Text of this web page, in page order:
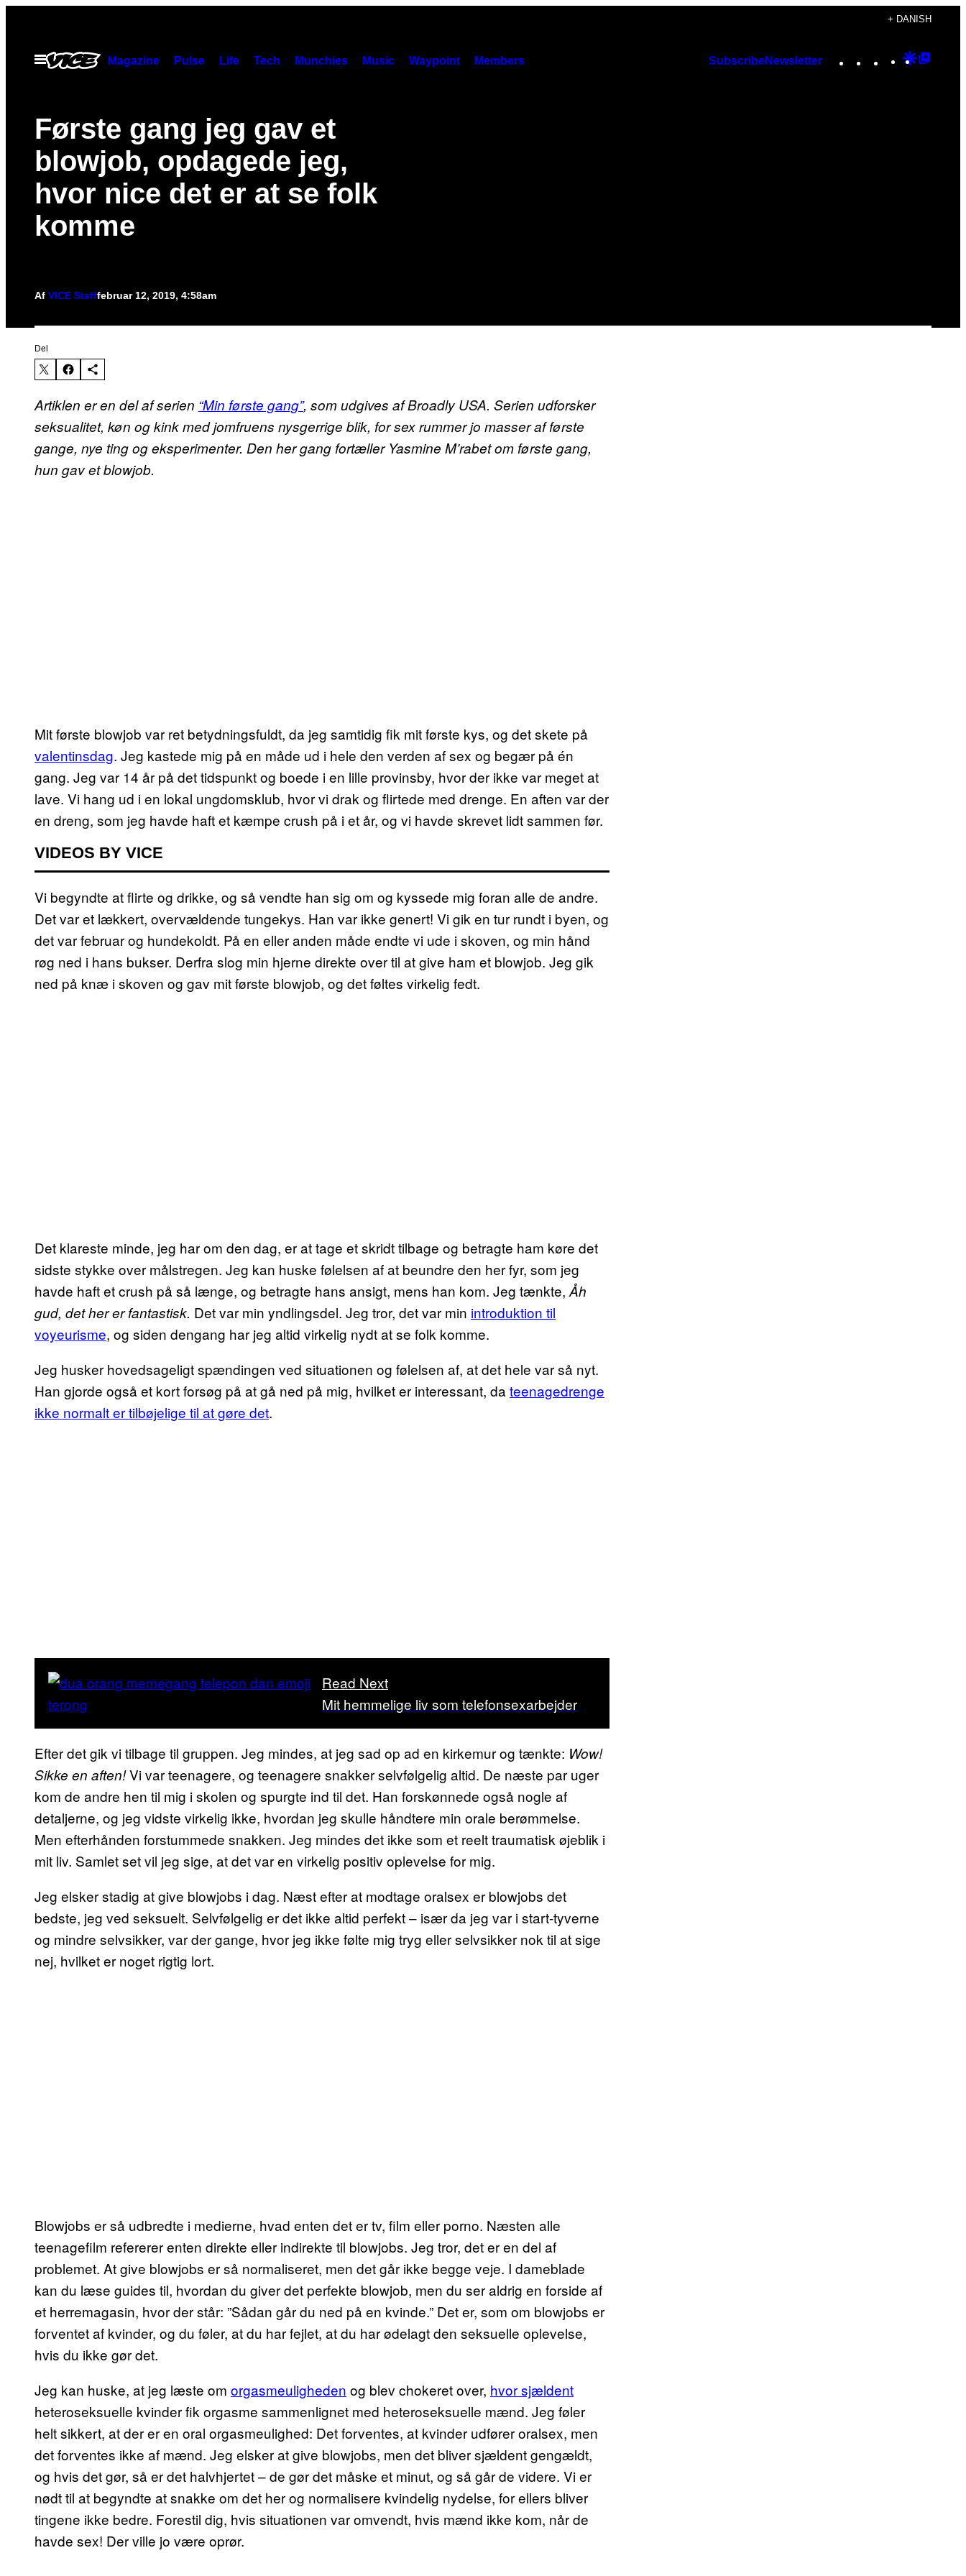
indhold
+ DANISH
Åbn
Menu
Magazine Pulse Life Tech Munchies Music Waypoint Members SubscribeNewsletter Instagram
TikTok
YouTube
Google
Første gang jeg gav et
blowjob, opdagede jeg,
hvor nice det er at se folk
komme
Af VICE Stafffebruar 12, 2019, 4:58am
Del
Artiklen er en del af serien “Min første gang”, som udgives af Broadly USA. Serien udforsker
seksualitet, køn og kink med jomfruens nysgerrige blik, for sex rummer jo masser af første
gange, nye ting og eksperimenter. Den her gang fortæller Yasmine M’rabet om første gang,
hun gav et blowjob.
Mit første blowjob var ret betydningsfuldt, da jeg samtidig fik mit første kys, og det skete på
valentinsdag. Jeg kastede mig på en måde ud i hele den verden af sex og begær på én
gang. Jeg var 14 år på det tidspunkt og boede i en lille provinsby, hvor der ikke var meget at
lave. Vi hang ud i en lokal ungdomsklub, hvor vi drak og flirtede med drenge. En aften var der
en dreng, som jeg havde haft et kæmpe crush på i et år, og vi havde skrevet lidt sammen før.
VIDEOS BY VICE
Vi begyndte at flirte og drikke, og så vendte han sig om og kyssede mig foran alle de andre.
Det var et lækkert, overvældende tungekys. Han var ikke genert! Vi gik en tur rundt i byen, og
det var februar og hundekoldt. På en eller anden måde endte vi ude i skoven, og min hånd
røg ned i hans bukser. Derfra slog min hjerne direkte over til at give ham et blowjob. Jeg gik
ned på knæ i skoven og gav mit første blowjob, og det føltes virkelig fedt.
Det klareste minde, jeg har om den dag, er at tage et skridt tilbage og betragte ham køre det
sidste stykke over målstregen. Jeg kan huske følelsen af at beundre den her fyr, som jeg
havde haft et crush på så længe, og betragte hans ansigt, mens han kom. Jeg tænkte, Åh
gud, det her er fantastisk. Det var min yndlingsdel. Jeg tror, det var min introduktion til
voyeurisme, og siden dengang har jeg altid virkelig nydt at se folk komme.
Jeg husker hovedsageligt spændingen ved situationen og følelsen af, at det hele var så nyt.
Han gjorde også et kort forsøg på at gå ned på mig, hvilket er interessant, da teenagedrenge
ikke normalt er tilbøjelige til at gøre det.
Read Next
Mit hemmelige liv som telefonsexarbejder
Efter det gik vi tilbage til gruppen. Jeg mindes, at jeg sad op ad en kirkemur og tænkte: Wow!
Sikke en aften!Vi var teenagere, og teenagere snakker selvfølgelig altid. De næste par uger
kom de andre hen til mig i skolen og spurgte ind til det. Han forskønnede også nogle af
detaljerne, og jeg vidste virkelig ikke, hvordan jeg skulle håndtere min orale berømmelse.
Men efterhånden forstummede snakken. Jeg mindes det ikke som et reelt traumatisk øjeblik i
mit liv. Samlet set vil jeg sige, at det var en virkelig positiv oplevelse for mig.
Jeg elsker stadig at give blowjobs i dag. Næst efter at modtage oralsex er blowjobs det
bedste, jeg ved seksuelt. Selvfølgelig er det ikke altid perfekt – især da jeg var i start-tyverne
og mindre selvsikker, var der gange, hvor jeg ikke følte mig tryg eller selvsikker nok til at sige
nej, hvilket er noget rigtig lort.
Blowjobs er så udbredte i medierne, hvad enten det er tv, film eller porno. Næsten alle
teenagefilm refererer enten direkte eller indirekte til blowjobs. Jeg tror, det er en del af
problemet. At give blowjobs er så normaliseret, men det går ikke begge veje. I dameblade
kan du læse guides til, hvordan du giver det perfekte blowjob, men du ser aldrig en forside af
et herremagasin, hvor der står: ”Sådan går du ned på en kvinde.” Det er, som om blowjobs er
forventet af kvinder, og du føler, at du har fejlet, at du har ødelagt den seksuelle oplevelse,
hvis du ikke gør det.
Jeg kan huske, at jeg læste om orgasmeuligheden og blev chokeret over, hvor sjældent
heteroseksuelle kvinder fik orgasme sammenlignet med heteroseksuelle mænd. Jeg føler
helt sikkert, at der er en oral orgasmeulighed: Det forventes, at kvinder udfører oralsex, men
det forventes ikke af mænd. Jeg elsker at give blowjobs, men det bliver sjældent gengældt,
og hvis det gør, så er det halvhjertet – de gør det måske et minut, og så går de videre. Vi er
nødt til at begyndte at snakke om det her og normalisere kvindelig nydelse, for ellers bliver
tingene ikke bedre. Forestil dig, hvis situationen var omvendt, hvis mænd ikke kom, når de
havde sex! Der ville jo være oprør.